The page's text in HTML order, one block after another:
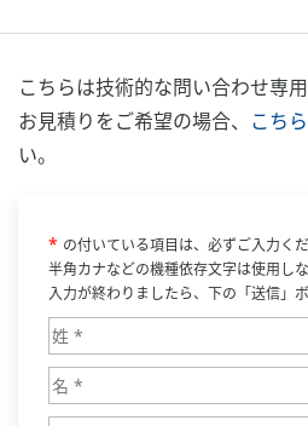
こちらは技術的な問い合わせ専
お見積りをご希望の場合、 こちら
い。